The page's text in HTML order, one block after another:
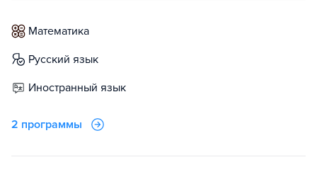
математика
русский язык
иностранный язык
2 программы